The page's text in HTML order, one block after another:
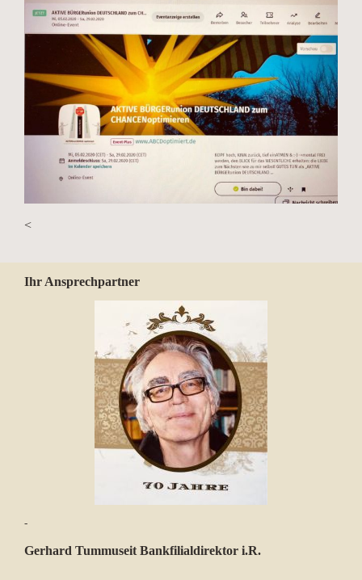
<
Ihr Ansprechpartner
-
Gerhard Tummuseit Bankfilialdirektor i.R.